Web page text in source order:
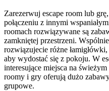
Zarezerwuj escape room lub
połączeniu z innymi
roomach rozwiązywane są
zamkniętej przestrzeni.
rozwiązujecie różne
aby wydostać się z pokoju. W
interesujące miejsca na
roomy i gry oferują dużo
grupowe.